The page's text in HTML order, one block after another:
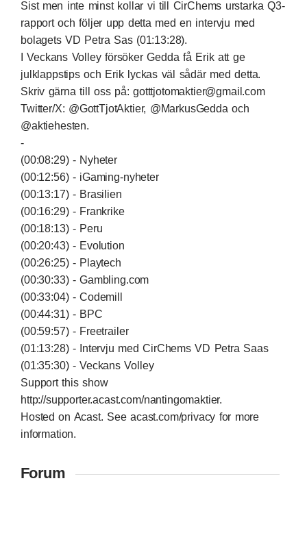
Sist men inte minst kollar vi till CirChems urstarka Q3-
rapport och följer upp detta med en intervju med
bolagets VD Petra Sas (01:13:28).
I Veckans Volley försöker Gedda få Erik att ge
julklappstips och Erik lyckas väl sådär med detta.
Skriv gärna till oss på: gotttjotomaktier@gmail.com
Twitter/X: @GottTjotAktier, @MarkusGedda och
@aktiehesten.
-
(00:08:29) - Nyheter
(00:12:56) - iGaming-nyheter
(00:13:17) - Brasilien
(00:16:29) - Frankrike
(00:18:13) - Peru
(00:20:43) - Evolution
(00:26:25) - Playtech
(00:30:33) - Gambling.com
(00:33:04) - Codemill
(00:44:31) - BPC
(00:59:57) - Freetrailer
(01:13:28) - Intervju med CirChems VD Petra Saas
(01:35:30) - Veckans Volley
Support this show
http://supporter.acast.com/nantingomaktier.
Hosted on Acast. Seeacast.com/privacy for more
information.
Forum